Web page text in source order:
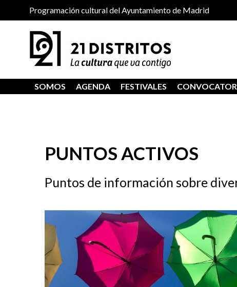
Programación cultural del Ayuntamiento de Madrid
SOMOS AGENDA FESTIVALES
PUNTOS ACTIVOS
Puntos de información sobre